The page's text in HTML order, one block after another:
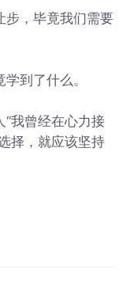
步，毕竟我们需要
到了什么。
我曾经在心力接
择，就应该坚持